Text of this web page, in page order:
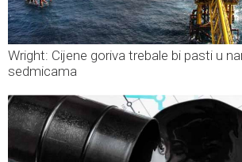
Wright: Cijene goriva trebale bi pasti u
sedmicama